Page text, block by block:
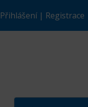
Přihlášení| Registrace